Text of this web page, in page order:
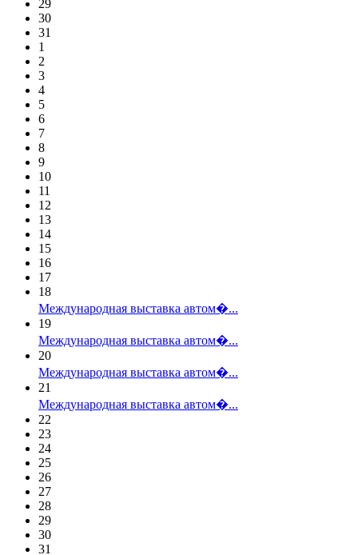
29
30
31
1
2
3
4
5
6
7
8
9
10
11
12
13
14
15
16
17
18
Международная выставка автом�...
19
Международная выставка автом�...
20
Международная выставка автом�...
21
Международная выставка автом�...
22
23
24
25
26
27
28
29
30
31